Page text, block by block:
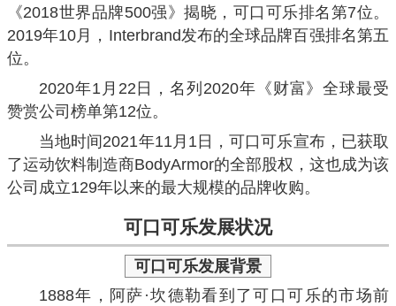
《2018世界品牌500强》揭晓，可口可乐排名第7位。
2019年10月，Interbrand发布的全球品牌百强排名第五
位。
2020年1月22日，名列2020年《财富》全球最受
赞赏公司榜单第12位。
当地时间2021年11月1日，可口可乐宣布，已获取
了运动饮料制造商BodyArmor的全部股权，这也成为该
公司成立129年以来的最大规模的品牌收购。
可口可乐发展状况
可口可乐发展背景
1888年，阿萨·坎德勒看到了可口可乐的市场前